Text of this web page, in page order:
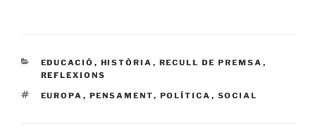
CATEGORÍAS
EDUCACIÓ , HISTÒRIA , RECULL DE PREMSA ,
REFLEXIONS
ETIQUETAS
EUROPA , PENSAMENT, POLÍTICA , SOCIAL